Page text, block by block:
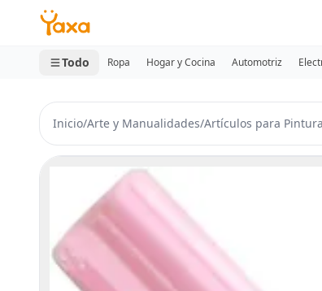
MINI CARRITO
0 productos
Todo Ropa Hogar y Cocina Automotriz
Inicio/Arte y Manualidades/Artículos para Pintura